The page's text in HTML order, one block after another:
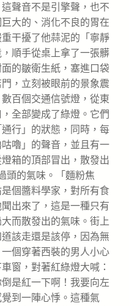
聲音不是引擎聲，也不
大的、消化不良的胃在
干擾了他蒜泥的「寧靜
順手從桌上拿了一張髒
的皺衛生紙，塞進口袋
，立刻被眼前的景象震
百個交通信號燈，從東
全部變成了綠燈。它們
行」的狀態，同時，每
嚕」的聲音，並且有一
箱的頂部冒出，散發出
頭的氣味。「麵粉焦
個醬料學家，對所有食
出來了，這是一種只有
而散發出的氣味。街上
該走還是該停，因為無
個穿著西裝的男人小心
窗，對著紅綠燈大喊：
是紅一下啊！我要向左
到一陣心悸。這種氣